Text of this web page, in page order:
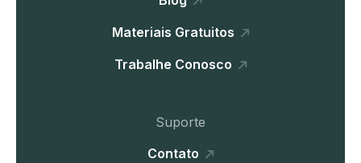
Materiais Gratuitos
Trabalhe Conosco
Suporte
Contato